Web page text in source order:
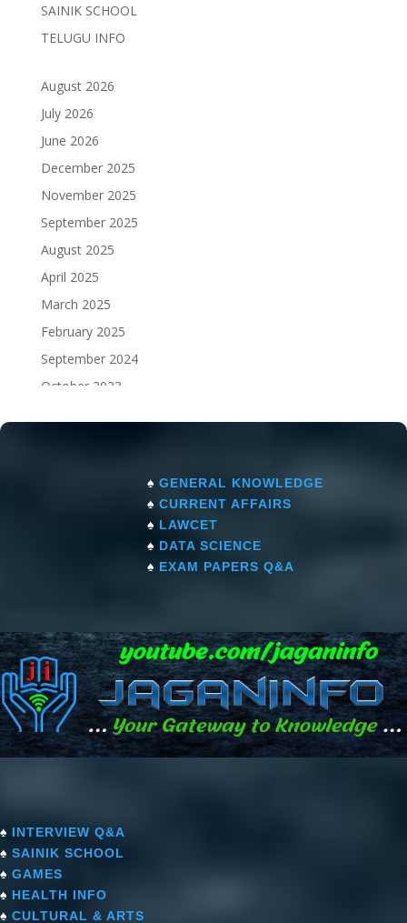
SAINIK SCHOOL
TELUGU INFO
August 2026
July 2026
June 2026
December 2025
November 2025
September 2025
August 2025
April 2025
March 2025
February 2025
September 2024
October 2023
♠ GENERAL KNOWLEDGE
♠ CURRENT AFFAIRS
♠ LAWCET
♠ DATA SCIENCE
♠ EXAM PAPERS Q&A
♠ INTERVIEW Q&A
♠ SAINIK SCHOOL
♠ GAMES
♠ HEALTH INFO
♠ CULTURAL & ARTS